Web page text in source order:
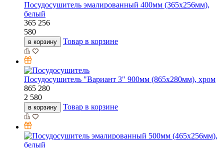
Посудосушитель эмалированный 400мм (365х256мм),
белый
365 256
580
в корзину Товар в корзине
Посудосушитель "Вариант 3" 900мм (865х280мм), хром
865 280
2 580
в корзину Товар в корзине